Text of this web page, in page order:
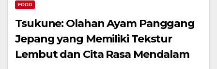
FOOD
Tsukune: Olahan Ayam Panggang
Jepang yang Memiliki Tekstur
Lembut dan Cita Rasa Mendalam